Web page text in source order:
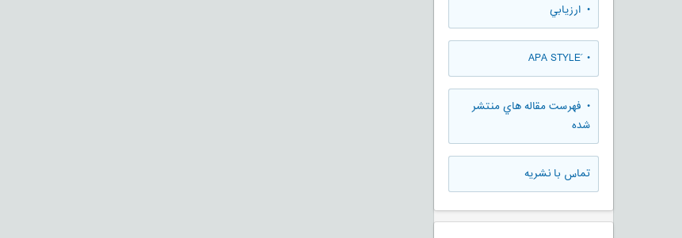
• ارزيابي
• َAPA STYLE
• فهرست مقاله هاي منتشر
شده
تماس با نشریه